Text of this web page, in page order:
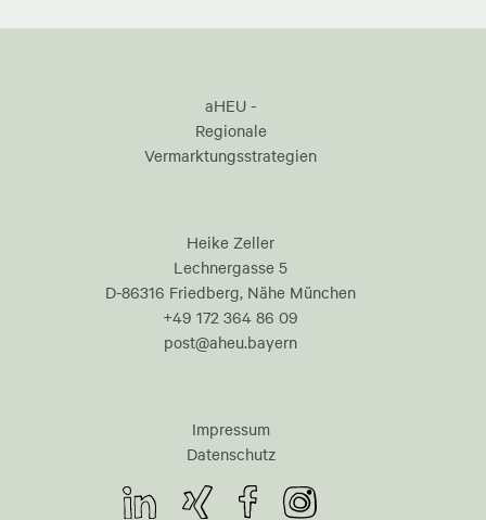
aHEU -
Regionale
Vermarktungsstrategien
Heike Zeller
Lechnergasse 5
D-86316 Friedberg, Nähe München
+49 172 364 86 09
post@aheu.bayern
Impressum
Datenschutz